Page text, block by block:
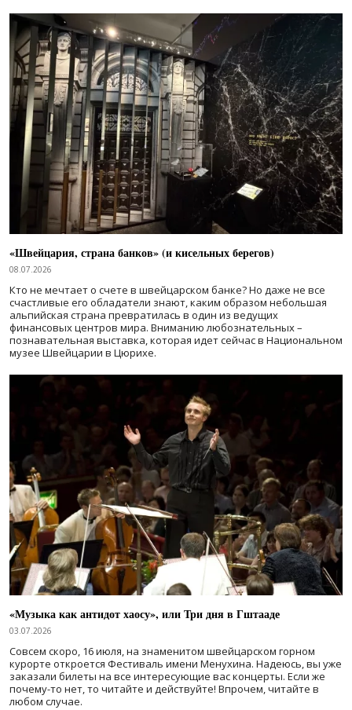
«Швейцария, страна банков» (и кисельных берегов)
08.07.2026
Кто не мечтает о счете в швейцарском банке? Но даже не все
счастливые его обладатели знают, каким образом небольшая
альпийская страна превратилась в один из ведущих
финансовых центров мира. Вниманию любознательных –
познавательная выставка, которая идет сейчас в Национальном
музее Швейцарии в Цюрихе.
«Музыка как антидот хаосу», или Три дня в Гштааде
03.07.2026
Совсем скоро, 16 июля, на знаменитом швейцарском горном
курорте откроется Фестиваль имени Менухина. Надеюсь, вы уже
заказали билеты на все интересующие вас концерты. Если же
почему-то нет, то читайте и действуйте! Впрочем, читайте в
любом случае.